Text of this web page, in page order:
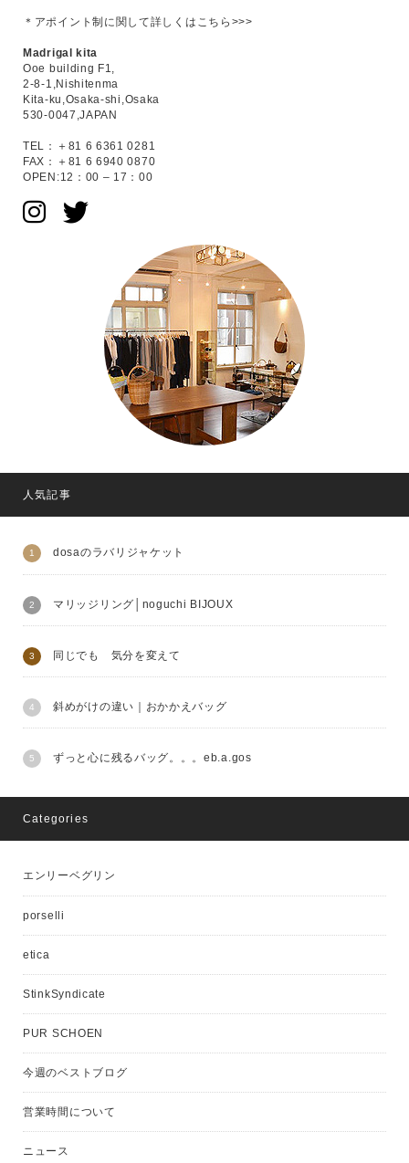
＊アポイント制に関して詳しくはこちら>>>
Madrigal kita
Ooe building F1,
2-8-1,Nishitenma
Kita-ku,Osaka-shi,Osaka
530-0047,JAPAN
TEL：＋81 6 6361 0281
FAX：＋81 6 6940 0870
OPEN:12：00 – 17：00
人気記事
dosaのラバリジャケット
マリッジリング│noguchi BIJOUX
同じでも 気分を変えて
斜めがけの違い｜おかかえバッグ
ずっと心に残るバッグ。。。eb.a.gos
Categories
エンリーベグリン
porselli
etica
StinkSyndicate
PUR SCHOEN
今週のベストブログ
営業時間について
ニュース